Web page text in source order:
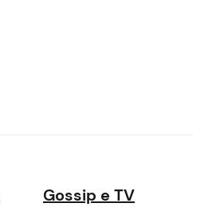
Gossip e TV